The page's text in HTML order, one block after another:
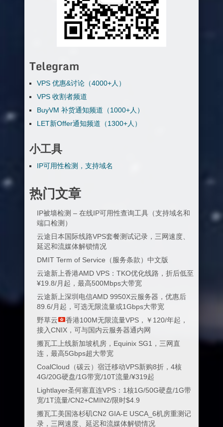
Telegram
VPS 优惠&讨论（4000+人）
VPS 收割者频道
BuyVM 补货通知频道（1000+人）
LET新Offer通知频道（1300+人）
小工具
IP可用性检测，支持域名
热门文章
IP被墙检测 – 在线IP可用性查询工具（支持域名和
端口检测）
云途日本国际线路VPS套餐测试记录，三网速度、
延迟和流媒体解锁情况
DMIT Term of Service（服务条款）中文版
云途新上香港AMD VPS：TKO优化线路，折后低至
¥19.8/月起，最高500Mbps大带宽
云途新上深圳电信AMD 9950X云服务器，优惠后
89.6/月起，可选无限流量或1Gbps大带宽
野草云
香港100M无限流量VPS，￥120/年起，
接入CNIX，可与国内云服务器通内网
搬瓦工上线新加坡机房，Equinix SG1，三网直
连，最高5Gbps超大带宽
CoalCloud（碳云）宿迁移动VPS新购8折，4核
4G/20G硬盘/1G带宽/10T流量/¥319起
Lightlayer圣何塞直连VPS：1核1G/50G硬盘/1G带
宽/1T流量/CN2+CMIN2/限时$4.9
搬瓦工美国洛杉矶CN2 GIA-E USCA_6机房重测记
录，三网速度、延迟和流媒体解锁情况